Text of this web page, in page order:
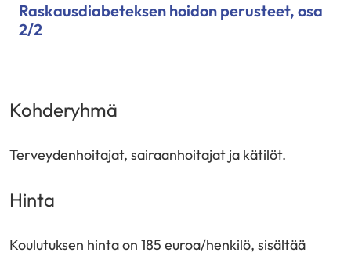
Raskausdiabeteksen hoidon perusteet, osa
2/2
Kohderyhmä
Terveydenhoitajat, sairaanhoitajat ja kätilöt.
Hinta
Koulutuksen hinta on 185 euroa/henkilö, sisältää